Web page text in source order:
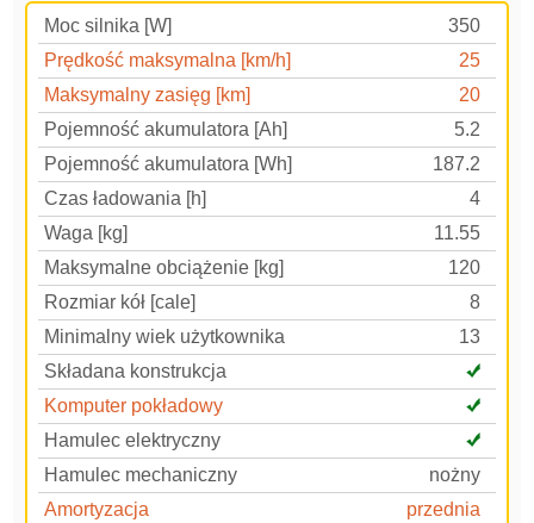
Moc silnika [W]
350
Prędkość maksymalna [km/h]
25
Maksymalny zasięg [km]
20
Pojemność akumulatora [Ah]
5.2
Pojemność akumulatora [Wh]
187.2
Czas ładowania [h]
4
Waga [kg]
11.55
Maksymalne obciążenie [kg]
120
Rozmiar kół [cale]
8
Minimalny wiek użytkownika
13
Składana konstrukcja
Komputer pokładowy
Hamulec elektryczny
Hamulec mechaniczny
nożny
Amortyzacja
przednia